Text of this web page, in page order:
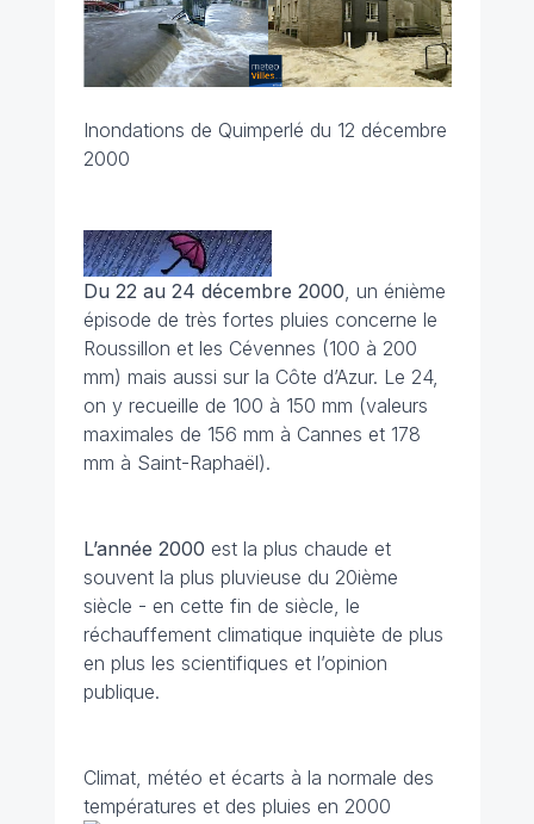
Inondations de Quimperlé du 12 décembre
2000
Du 22 au 24 décembre 2000, un énième
épisode de très fortes pluies concerne le
Roussillon et les Cévennes (100 à 200
mm) mais aussi sur la Côte d’Azur. Le 24,
on y recueille de 100 à 150 mm (valeurs
maximales de 156 mm à Cannes et 178
mm à Saint-Raphaël).
L’année 2000 est la plus chaude et
souvent la plus pluvieuse du 20ième
siècle - en cette fin de siècle, le
réchauffement climatique inquiète de plus
en plus les scientifiques et l’opinion
publique.
Climat, météo et écarts à la normale des
températures et des pluies en 2000